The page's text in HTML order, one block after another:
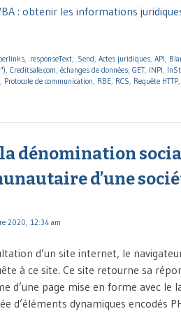
: obtenir les informations
, .responseText, .Send, Actes juridiques, API,
, Creditsafe.com, échanges de données, GET, INPI,
, Protocole de communication, RBE, RCS, Requête HTTP,
la dénomination
d’une
2020, 12:34 am
d’un site internet, le
à ce site. Ce site retourne sa
d’une page mise en forme avec le
d’éléments dynamiques encodés